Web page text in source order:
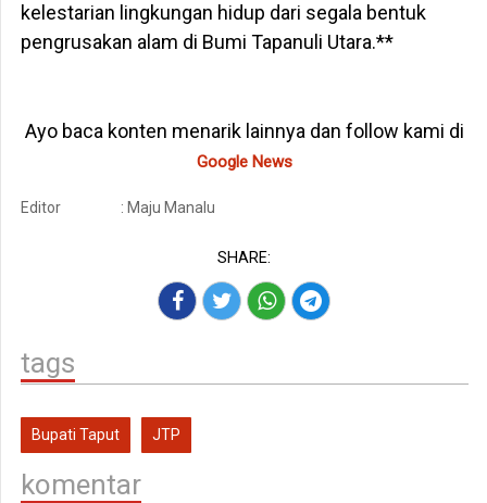
kelestarian lingkungan hidup dari segala bentuk
pengrusakan alam di Bumi Tapanuli Utara.**
Ayo baca konten menarik lainnya dan follow kami di
Google News
Editor : Maju Manalu
SHARE:
tags
Bupati Taput JTP
komentar